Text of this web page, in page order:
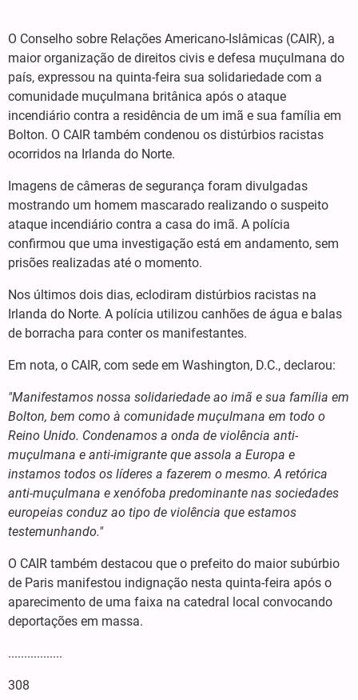
O Conselho sobre Relações Americano-Islâmicas (CAIR), a
maior organização de direitos civis e defesa muçulmana do
país, expressou na quinta-feira sua solidariedade com a
comunidade muçulmana britânica após o ataque
incendiário contra a residência de um imã e sua família em
Bolton. O CAIR também condenou os distúrbios racistas
ocorridos na Irlanda do Norte.
Imagens de câmeras de segurança foram divulgadas
mostrando um homem mascarado realizando o suspeito
ataque incendiário contra a casa do imã. A polícia
confirmou que uma investigação está em andamento, sem
prisões realizadas até o momento.
Nos últimos dois dias, eclodiram distúrbios racistas na
Irlanda do Norte. A polícia utilizou canhões de água e balas
de borracha para conter os manifestantes.
Em nota, o CAIR, com sede em Washington, D.C., declarou:
"Manifestamos nossa solidariedade ao imã e sua família em
Bolton, bem como à comunidade muçulmana em todo o
Reino Unido. Condenamos a onda de violência anti-
muçulmana e anti-imigrante que assola a Europa e
instamos todos os líderes a fazerem o mesmo. A retórica
anti-muçulmana e xenófoba predominante nas sociedades
europeias conduz ao tipo de violência que estamos
testemunhando."
O CAIR também destacou que o prefeito do maior subúrbio
de Paris manifestou indignação nesta quinta-feira após o
aparecimento de uma faixa na catedral local convocando
deportações em massa.
.................
308